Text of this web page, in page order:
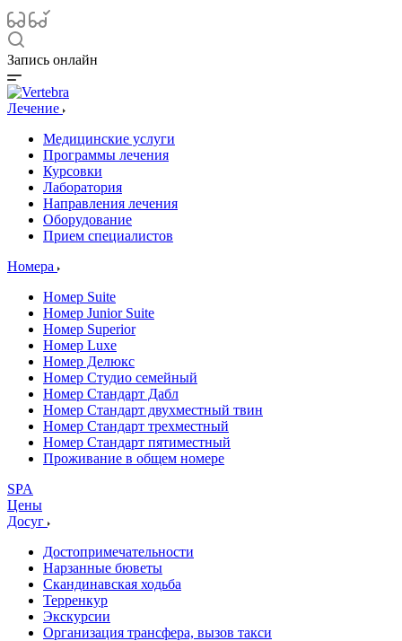
Запись онлайн
Лечение
Медицинские услуги
Программы лечения
Курсовки
Лаборатория
Направления лечения
Оборудование
Прием специалистов
Номера
Номер Suite
Номер Junior Suite
Номер Superior
Номер Luxe
Номер Делюкс
Номер Студио семейный
Номер Стандарт Дабл
Номер Стандарт двухместный твин
Номер Стандарт трехместный
Номер Стандарт пятиместный
Проживание в общем номере
SPA
Цены
Досуг
Достопримечательности
Нарзанные бюветы
Скандинавская ходьба
Терренкур
Экскурсии
Организация трансфера, вызов такси